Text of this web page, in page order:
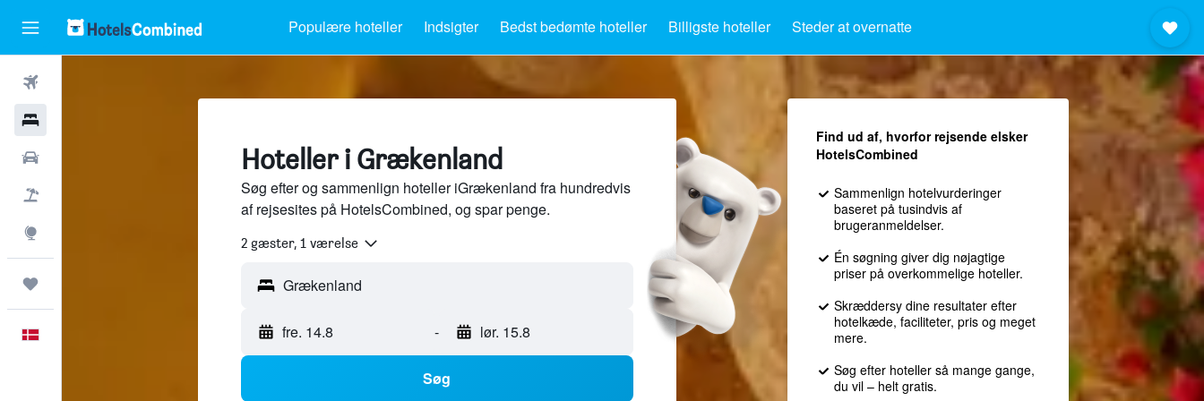
Populære hoteller Indsigter Bedst bedømte hoteller Billigste hoteller Steder at overnatte
Hoteller i Grækenland
Søg efter og sammenlign hoteller iGrækenland fra hundredvis
af rejsesites på HotelsCombined, og spar penge.
2 gæster, 1 værelse
fre. 14.8 - lør. 15.8
Søg
Find ud af, hvorfor rejsende elsker
HotelsCombined
Sammenlign hotelvurderinger
baseret på tusindvis af
brugeranmeldelser.
Én søgning giver dig nøjagtige
priser på overkommelige hoteller.
Skræddersy dine resultater efter
hotelkæde, faciliteter, pris og meget
mere.
Søg efter hoteller så mange gange,
du vil – helt gratis.